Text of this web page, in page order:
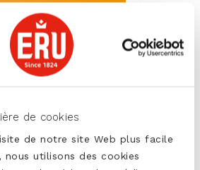
de cookies
de notre site Web plus facile
utilisons des cookies